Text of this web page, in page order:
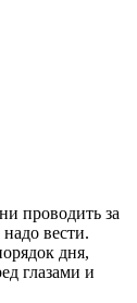
проводить за
вести.
дня,
глазами и